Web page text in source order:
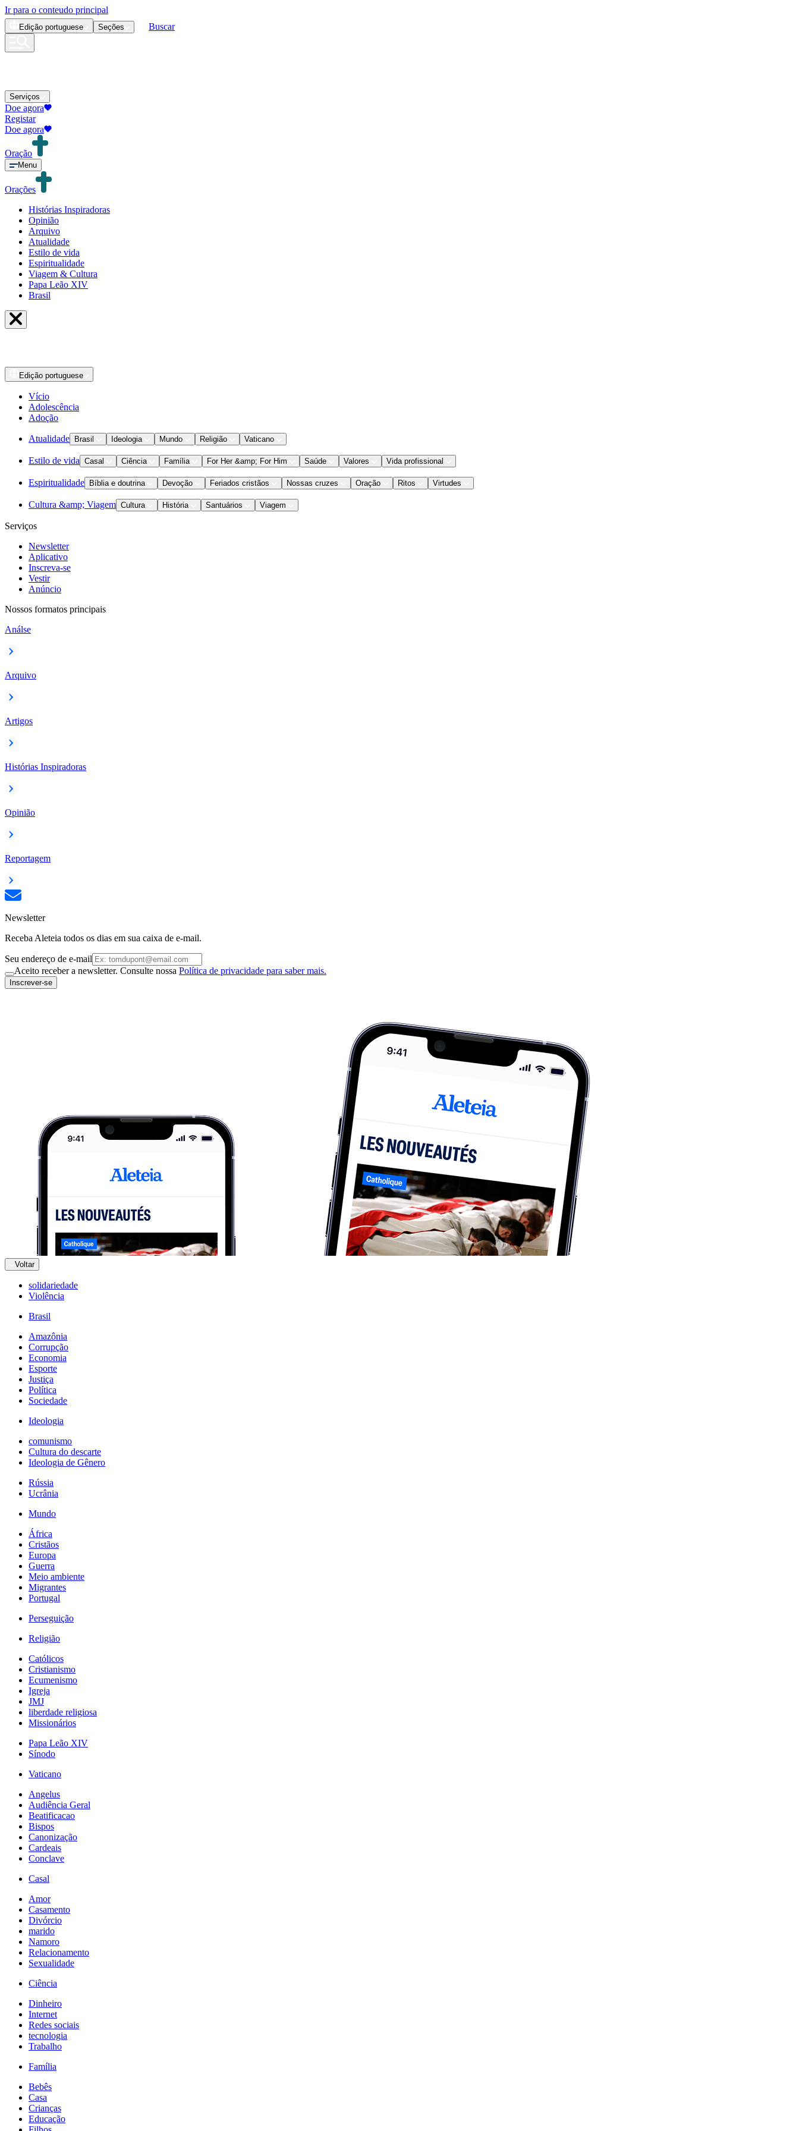
Ir para o conteudo principal
Edição portuguese Seções Buscar
Serviços
Doe agora
Registar
Doe agora
Oração
Menu
Orações
Histórias Inspiradoras
Opinião
Arquivo
Atualidade
Estilo de vida
Espiritualidade
Viagem & Cultura
Papa Leão XIV
Brasil
Edição portuguese
Vício
Adolescência
Adoção
Atualidade Brasil Ideologia Mundo Religião Vaticano
Estilo de vida Casal Ciência Família For Her &amp; For Him Saúde Valores Vida profissional
Espiritualidade Bíblia e doutrina Devoção Feriados cristãos Nossas cruzes Oração Ritos Virtudes
Cultura &amp; Viagem Cultura História Santuários Viagem
Serviços
Newsletter
Aplicativo
Inscreva-se
Vestir
Anúncio
Nossos formatos principais
Análse
Arquivo
Artigos
Histórias Inspiradoras
Opinião
Reportagem
Newsletter
Receba Aleteia todos os dias em sua caixa de e-mail.
Seu endereço de e-mail
Aceito receber a newsletter. Consulte nossa Política de privacidade para saber mais.
Inscrever-se
Voltar
solidariedade
Violência
Brasil
Amazônia
Corrupção
Economia
Esporte
Justiça
Política
Sociedade
Ideologia
comunismo
Cultura do descarte
Ideologia de Gênero
Rússia
Ucrânia
Mundo
África
Cristãos
Europa
Guerra
Meio ambiente
Migrantes
Portugal
Perseguição
Religião
Católicos
Cristianismo
Ecumenismo
Igreja
JMJ
liberdade religiosa
Missionários
Papa Leão XIV
Sínodo
Vaticano
Angelus
Audiência Geral
Beatificacao
Bispos
Canonização
Cardeais
Conclave
Casal
Amor
Casamento
Divórcio
marido
Namoro
Relacionamento
Sexualidade
Ciência
Dinheiro
Internet
Redes sociais
tecnologia
Trabalho
Família
Bebês
Casa
Crianças
Educação